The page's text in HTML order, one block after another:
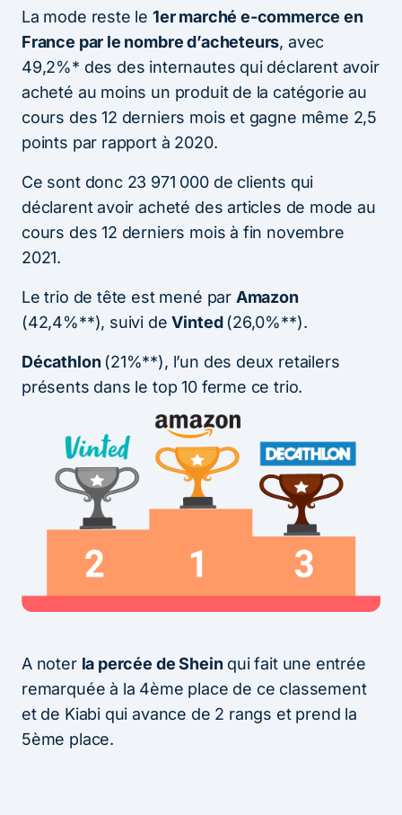
La mode reste le 1er marché e-commerce en
France par le nombre d’acheteurs, avec
49,2%* des des internautes qui déclarent avoir
acheté au moins un produit de la catégorie au
cours des 12 derniers mois et gagne même 2,5
points par rapport à 2020.
Ce sont donc 23 971 000 de clients qui
déclarent avoir acheté des articles de mode au
cours des 12 derniers mois à fin novembre
2021.
Le trio de tête est mené par Amazon
(42,4%**), suivi deVinted (26,0%**).
Décathlon (21%**), l’un des deux retailers
présents dans le top 10 ferme ce trio.
A noter la percée de Shein qui fait une entrée
remarquée à la 4ème place de ce classement
et de Kiabi qui avance de 2 rangs et prend la
5ème place.